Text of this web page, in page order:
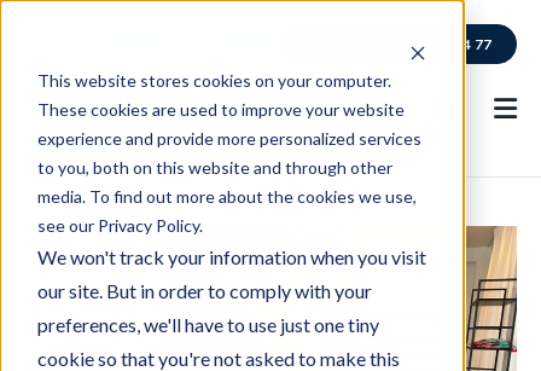
This website stores cookies on your computer.
These cookies are used to improve your website
experience and provide more personalized services
to you, both on this website and through other
media. To find out more about the cookies we use,
see our Privacy Policy.
We won't track your information when you visit
our site. But in order to comply with your
preferences, we'll have to use just one tiny
cookie so that you're not asked to make this
0800 114 77